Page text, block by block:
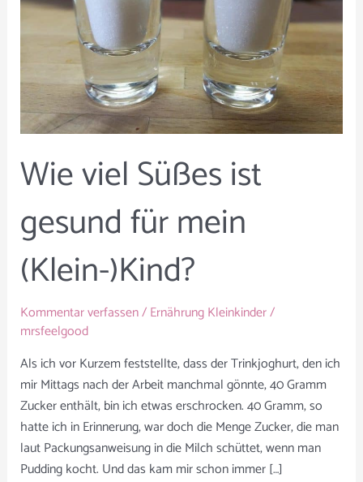
Wie viel Süßes ist
gesund für mein
(Klein-)Kind?
Kommentar verfassen/Ernährung Kleinkinder/
mrsfeelgood
Als ich vor Kurzem feststellte, dass der Trinkjoghurt, den ich
mir Mittags nach der Arbeit manchmal gönnte, 40 Gramm
Zucker enthält, bin ich etwas erschrocken. 40 Gramm, so
hatte ich in Erinnerung, war doch die Menge Zucker, die man
laut Packungsanweisung in die Milch schüttet, wenn man
Pudding kocht. Und das kam mir schon immer […]
für
mein
(Klein-)Kind?